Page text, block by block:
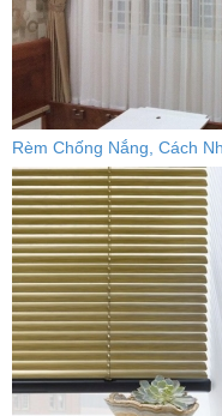
Rèm Chống Nắng, Cách